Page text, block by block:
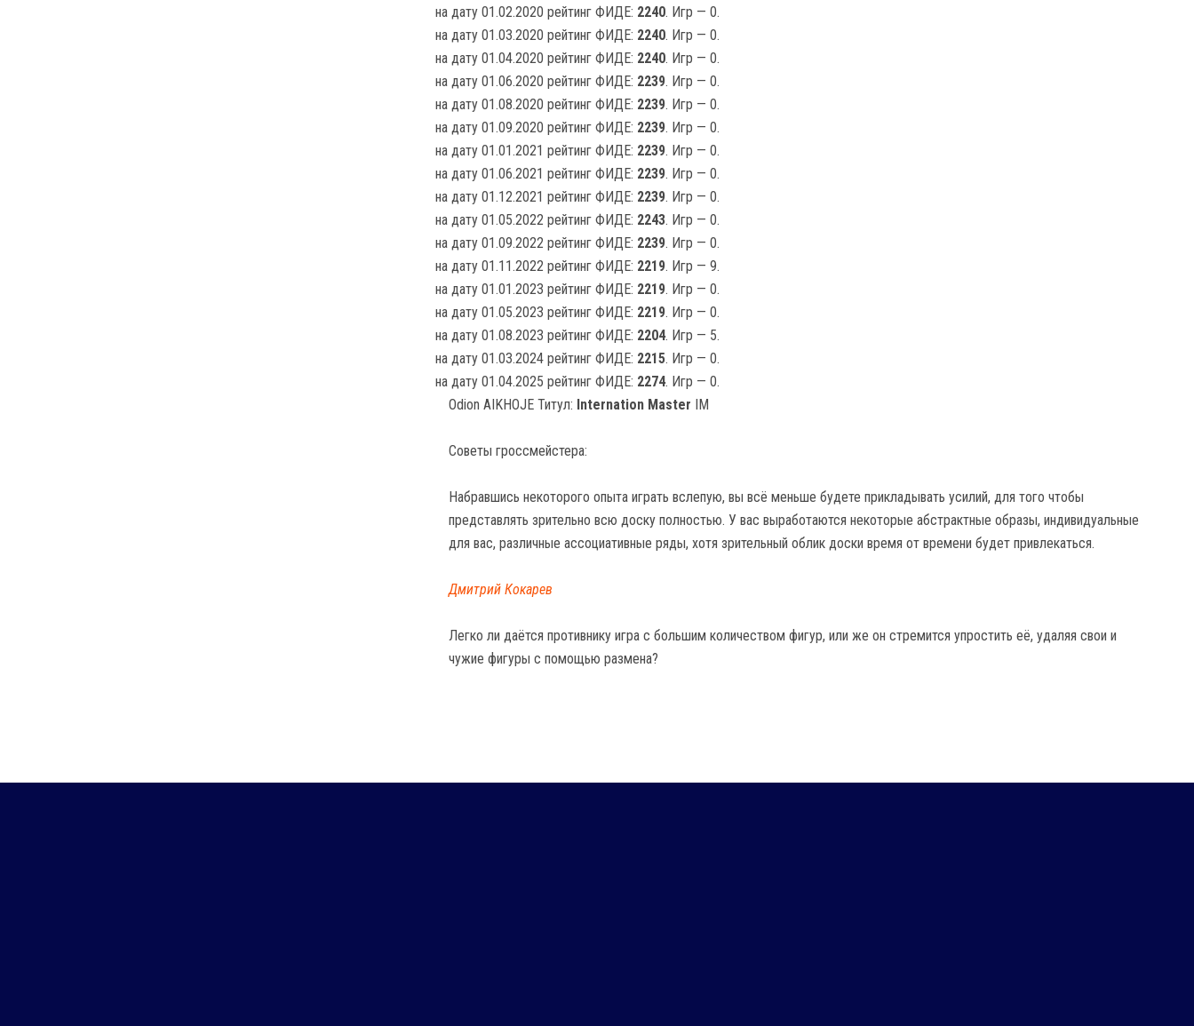
на дату 01.02.2020 рейтинг ФИДЕ: 2240. Игр — 0.
на дату 01.03.2020 рейтинг ФИДЕ: 2240. Игр — 0.
на дату 01.04.2020 рейтинг ФИДЕ: 2240. Игр — 0.
на дату 01.06.2020 рейтинг ФИДЕ: 2239. Игр — 0.
на дату 01.08.2020 рейтинг ФИДЕ: 2239. Игр — 0.
на дату 01.09.2020 рейтинг ФИДЕ: 2239. Игр — 0.
на дату 01.01.2021 рейтинг ФИДЕ: 2239. Игр — 0.
на дату 01.06.2021 рейтинг ФИДЕ: 2239. Игр — 0.
на дату 01.12.2021 рейтинг ФИДЕ: 2239. Игр — 0.
на дату 01.05.2022 рейтинг ФИДЕ: 2243. Игр — 0.
на дату 01.09.2022 рейтинг ФИДЕ: 2239. Игр — 0.
на дату 01.11.2022 рейтинг ФИДЕ: 2219. Игр — 9.
на дату 01.01.2023 рейтинг ФИДЕ: 2219. Игр — 0.
на дату 01.05.2023 рейтинг ФИДЕ: 2219. Игр — 0.
на дату 01.08.2023 рейтинг ФИДЕ: 2204. Игр — 5.
на дату 01.03.2024 рейтинг ФИДЕ: 2215. Игр — 0.
на дату 01.04.2025 рейтинг ФИДЕ: 2274. Игр — 0.
Odion AIKHOJE Титул: Internation Master IM
Советы гроссмейстера:
Набравшись некоторого опыта играть вслепую, вы всё меньше будете прикладывать усилий, для того чтобы
представлять зрительно всю доску полностью. У вас выработаются некоторые абстрактные образы, индивидуальные
для вас, различные ассоциативные ряды, хотя зрительный облик доски время от времени будет привлекаться.
Дмитрий Кокарев
Легко ли даётся противнику игра с большим количеством фигур, или же он стремится упростить её, удаляя свои и
чужие фигуры с помощью размена?